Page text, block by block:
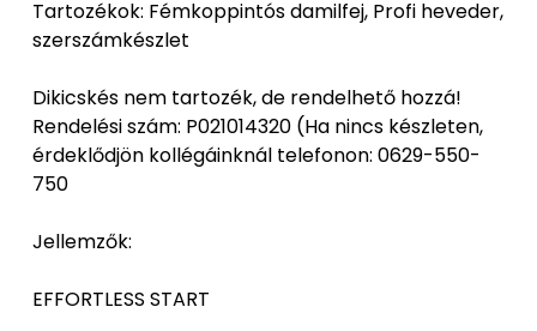
Tartozékok: Fémkoppintós damilfej, Profi heveder,
szerszámkészlet
Dikicskés nem tartozék, de rendelhető hozzá!
Rendelési szám: P021014320 (Ha nincs készleten,
érdeklődjön kollégáinknál telefonon: 0629-550-
750
Jellemzők:
EFFORTLESS START